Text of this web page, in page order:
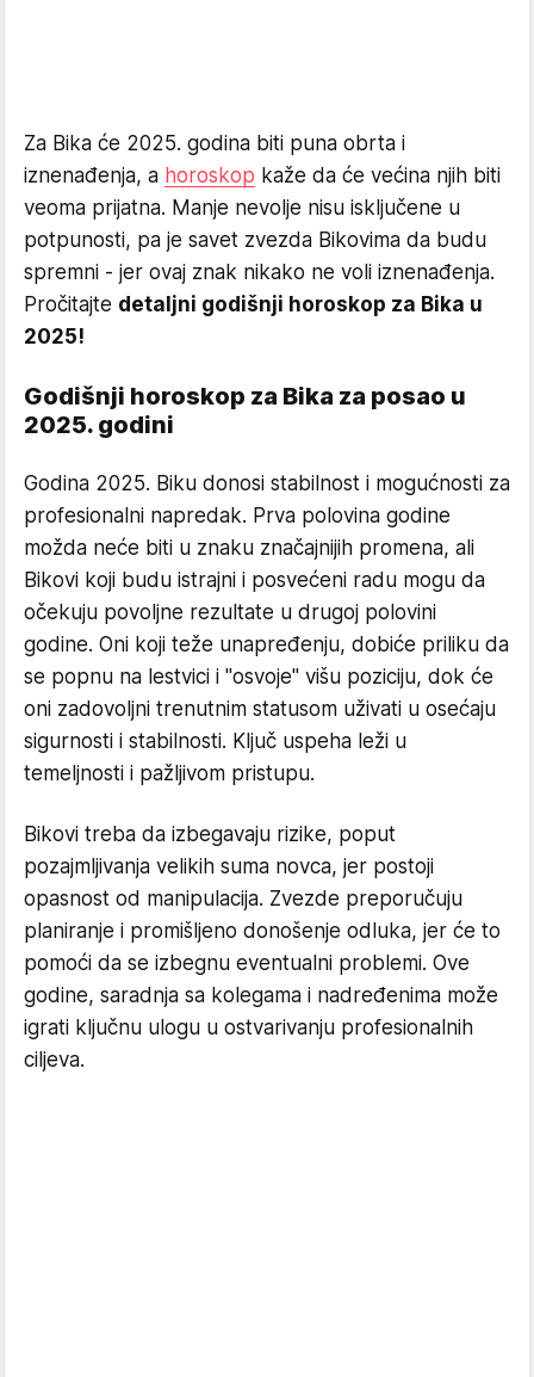
Za Bika će 2025. godina biti puna obrta i
iznenađenja, a horoskop kaže da će većina njih biti
veoma prijatna. Manje nevolje nisu isključene u
potpunosti, pa je savet zvezda Bikovima da budu
spremni - jer ovaj znak nikako ne voli iznenađenja.
Pročitajte detaljni godišnji horoskop za Bika u
2025!
Godišnji horoskop za Bika za posao u
2025. godini
Godina 2025. Biku donosi stabilnost i mogućnosti za
profesionalni napredak. Prva polovina godine
možda neće biti u znaku značajnijih promena, ali
Bikovi koji budu istrajni i posvećeni radu mogu da
očekuju povoljne rezultate u drugoj polovini
godine. Oni koji teže unapređenju, dobiće priliku da
se popnu na lestvici i "osvoje" višu poziciju, dok će
oni zadovoljni trenutnim statusom uživati u osećaju
sigurnosti i stabilnosti. Ključ uspeha leži u
temeljnosti i pažljivom pristupu.
Bikovi treba da izbegavaju rizike, poput
pozajmljivanja velikih suma novca, jer postoji
opasnost od manipulacija. Zvezde preporučuju
planiranje i promišljeno donošenje odluka, jer će to
pomoći da se izbegnu eventualni problemi. Ove
godine, saradnja sa kolegama i nadređenima može
igrati ključnu ulogu u ostvarivanju profesionalnih
ciljeva.